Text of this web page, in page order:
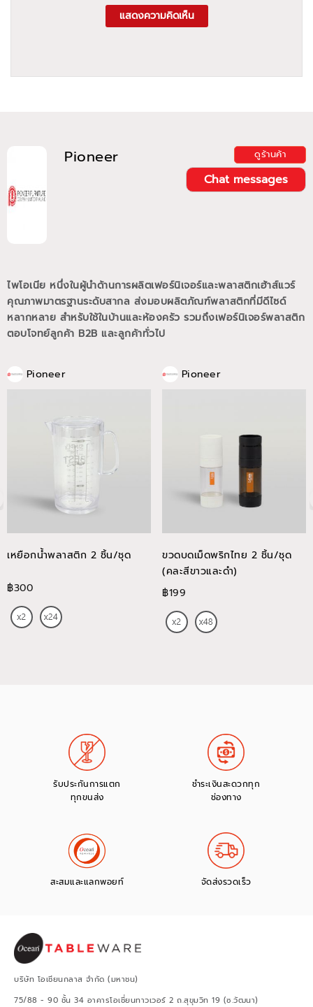
Pioneer ดูร้านค้า
Chat messages
ไพโอเนีย หนึ่งในผู้นำด้านการผลิตเฟอร์นิเจอร์และพลาสติกเฮ้าส์แวร์
คุณภาพมาตรฐานระดับสากล ส่งมอบผลิตภัณฑ์พลาสติกที่มีดีไซด์
หลากหลาย สำหรับใช้ในบ้านและห้องครัว รวมถึงเฟอร์นิเจอร์พลาสติก
ตอบโจทย์ลูกค้า B2B และลูกค้าทั่วไป
Pioneer
เหยือกน้ำพลาสติก 2 ชิ้น/ชุด
฿300
Pioneer
ขวดบดเม็ดพริกไทย 2 ชิ้น/ชุด
(คละสีขาวและดำ)
฿199
แสดงความคิดเห็น
รับประกันการแตก
ทุกขนส่ง
ชำระเงินสะดวกทุก
ช่องทาง
สะสมและแลกพอยท์ จัดส่งรวดเร็ว
บริษัท โอเชียนกลาส จำกัด (มหาชน)
75/88 - 90 ชั้น 34 อาคารโอเชี่ยนทาวเวอร์ 2 ถ.สุขุมวิท 19 (ซ.วัฒนา)